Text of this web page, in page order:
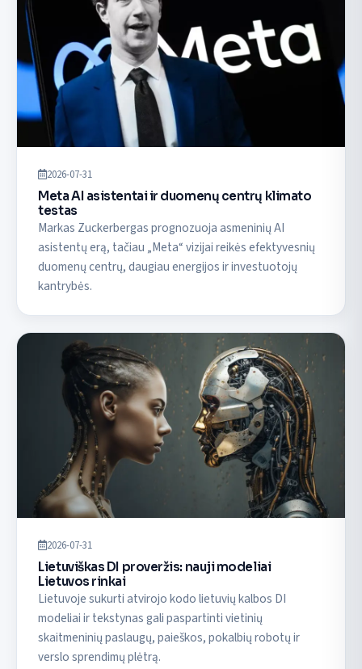
2026-07-31
Meta AI asistentai ir duomenų centrų klimato
testas
Markas Zuckerbergas prognozuoja asmeninių AI
asistentų erą, tačiau „Meta“ vizijai reikės efektyvesnių
duomenų centrų, daugiau energijos ir investuotojų
kantrybės.
2026-07-31
Lietuviškas DI proveržis: nauji modeliai
Lietuvos rinkai
Lietuvoje sukurti atvirojo kodo lietuvių kalbos DI
modeliai ir tekstynas gali paspartinti vietinių
skaitmeninių paslaugų, paieškos, pokalbių robotų ir
verslo sprendimų plėtrą.